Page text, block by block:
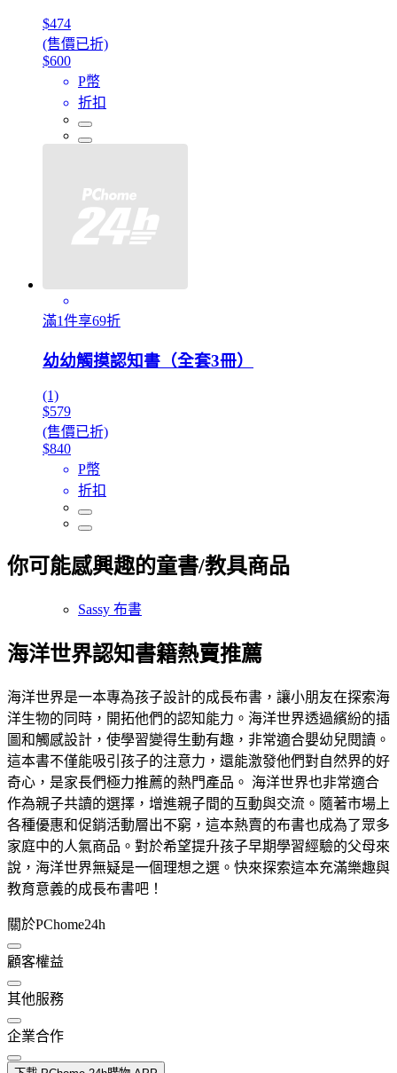
$474
(售價已折)
$600
P幣
折扣
滿1件享69折
幼幼觸摸認知書（全套3冊）
(1)
$579
(售價已折)
$840
P幣
折扣
你可能感興趣的童書/教具商品
Sassy 布書
海洋世界認知書籍熱賣推薦
海洋世界是一本專為孩子設計的成長布書，讓小朋友在探索海
洋生物的同時，開拓他們的認知能力。海洋世界透過繽紛的插
圖和觸感設計，使學習變得生動有趣，非常適合嬰幼兒閱讀。
這本書不僅能吸引孩子的注意力，還能激發他們對自然界的好
奇心，是家長們極力推薦的熱門產品。 海洋世界也非常適合
作為親子共讀的選擇，增進親子間的互動與交流。隨著市場上
各種優惠和促銷活動層出不窮，這本熱賣的布書也成為了眾多
家庭中的人氣商品。對於希望提升孩子早期學習經驗的父母來
說，海洋世界無疑是一個理想之選。快來探索這本充滿樂趣與
教育意義的成長布書吧！
關於PChome24h
顧客權益
其他服務
企業合作